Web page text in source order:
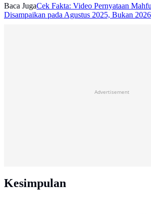
Baca JugaCek Fakta: Video Pernyataan
Disampaikan pada Agustus 2025, Bukan 2026
Advertisement
Kesimpulan